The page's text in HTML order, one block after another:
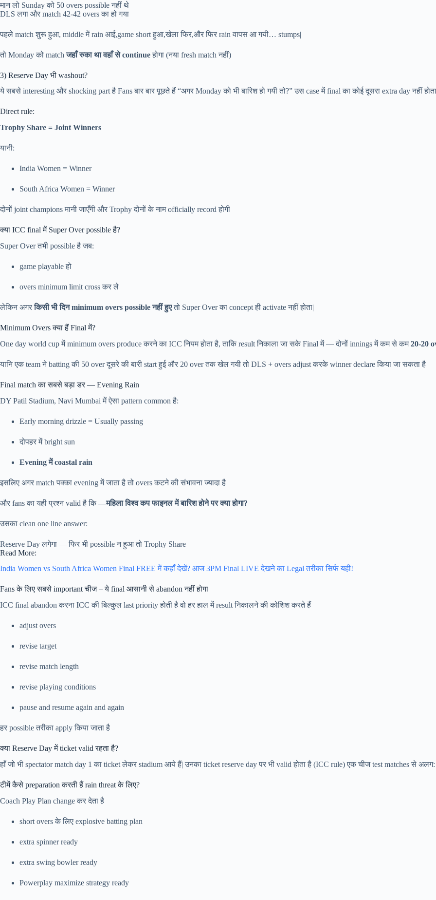
मान लो Sunday को 50 overs possible नहीं थे
DLS लगा और match 42-42 overs का हो गया
पहले match शुरू हुआ, middle में rain आई,game short हुआ,खेला फिर,और फिर rain वापस आ गयी… stumps|
तो Monday को matchजहाँ रुका था वहाँ से continueहोगा (नया fresh match नहीं)
3) Reserve Day भी washout?
ये सबसे interesting और shocking part है Fans बार बार पूछते हैं “अगर Monday को भी बारिश हो गयी तो?” उस case में final का कोई दूसरा extra day नहीं होता
Direct rule:
Trophy Share = Joint Winners
यानी:
India Women = Winner
South Africa Women = Winner
दोनों joint champions मानी जाएँगी और Trophy दोनों के नाम officially record होगी
क्या ICC final में Super Over possible है?
Super Over तभी possible है जब:
game playable हो
overs minimum limit cross कर ले
लेकिन अगरकिसी भी दिन minimum overs possible नहीं हुएतो Super Over का concept ही activate नहीं होता|
Minimum Overs क्या हैं Final में?
One day world cup में minimum overs produce करने का ICC नियम होता है, ताकि result निकाला जा सके Final में — दोनों innings में कम से कम20-20
यानि एक team ने batting की 50 over दूसरे की बारी start हुई और 20 over तक खेल गयी तो DLS + overs adjust करके winner declare किया जा सकता है
Final match का सबसे बड़ा डर — Evening Rain
DY Patil Stadium, Navi Mumbai में ऐसा pattern common है:
Early morning drizzle = Usually passing
दोपहर में bright sun
Evening में coastal rain
इसलिए अगर match पक्का evening में जाता है तो overs कटने की संभावना ज्यादा है
और fans का यही प्रश्न valid है कि —महिला विश्व कप फाइनल में बारिश होने पर क्या होगा?
उसका clean one line answer:
Reserve Day लगेगा — फिर भी possible न हुआ तो Trophy Share
Read More:
India Women vs South Africa Women Final FREE में कहाँ देखें? आज 3PM Final LIVE देखने का Legal तरीका सिर्फ यही!
Fans के लिए सबसे important चीज – ये final आसानी से abandon नहीं होगा
ICC final abandon करना ICC की बिल्कुल last priority होती है वो हर हाल में result निकालने की कोशिश करते हैं
adjust overs
revise target
revise match length
revise playing conditions
pause and resume again and again
हर possible तरीका apply किया जाता है
क्या Reserve Day में ticket valid रहता है?
हाँ जो भी spectator match day 1 का ticket लेकर stadium आये हैं| उनका ticket reserve day पर भी valid होता है (ICC rule) एक चीज test matches से
टीमें कैसे preparation करती हैं rain threat के लिए?
Coach Play Plan change कर देता है
short overs के लिए explosive batting plan
extra spinner ready
extra swing bowler ready
Powerplay maximize strategy ready